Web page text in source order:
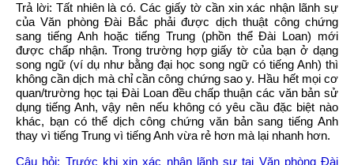
Trả lời: Tất nhiên là có. Các giấy tờ cần xin xác nhận lãnh sự
của Văn phòng Đài Bắc phải được dịch thuật công chứng
sang tiếng Anh hoặc tiếng Trung (phồn thể Đài Loan) mới
được chấp nhận. Trong trường hợp giấy tờ của bạn ở dạng
song ngữ (ví dụ như bằng đại học song ngữ có tiếng Anh) thì
không cần dịch mà chỉ cần công chứng sao y. Hầu hết mọi cơ
quan/trường học tại Đài Loan đều chấp thuận các văn bản sử
dụng tiếng Anh, vậy nên nếu không có yêu cầu đặc biệt nào
khác, bạn có thể dịch công chứng văn bản sang tiếng Anh
thay vì tiếng Trung vì tiếng Anh vừa rẻ hơn mà lại nhanh hơn.
Câu hỏi: Trước khi xin xác nhận lãnh sự tại Văn phòng Đài